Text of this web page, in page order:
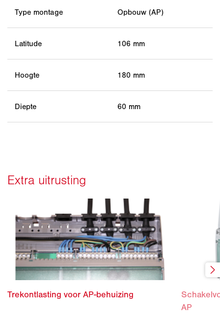
Type montage Opbouw (AP)
Latitude 106 mm
Hoogte 180 mm
Diepte 60 mm